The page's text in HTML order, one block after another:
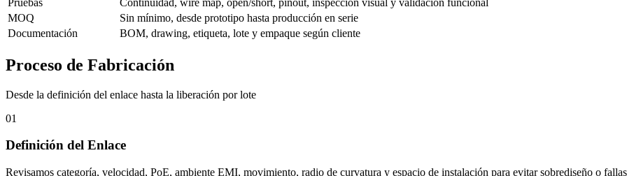
MOQ
Sin mínimo, desde prototipo hasta producción en serie
Documentación
BOM, drawing, etiqueta, lote y empaque según cliente
Proceso de Fabricación
Desde la definición del enlace hasta la liberación por lote
01
Definición del Enlace
Revisamos categoría, velocidad, PoE, ambiente EMI, movimiento, radio de curvatura y espacio de instalación para evitar sobrediseño o